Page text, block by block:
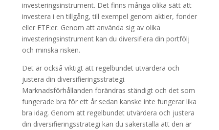
investeringsinstrument. Det finns många olika sätt att
investera i en tillgång, till exempel genom aktier, fonder
eller ETF:er. Genom att använda sig av olika
investeringsinstrument kan du diversifiera din portfölj
och minska risken.
Det är också viktigt att regelbundet utvärdera och
justera din diversifieringsstrategi.
Marknadsförhållanden förändras ständigt och det som
fungerade bra för ett år sedan kanske inte fungerar lika
bra idag. Genom att regelbundet utvärdera och justera
din diversifieringsstrategi kan du säkerställa att den är